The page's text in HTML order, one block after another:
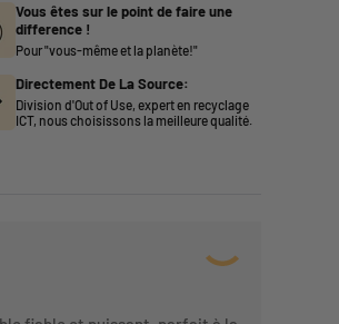
Vous êtes sur le point de faire une
difference !
Pour "vous-même et la planète!"
Directement De La Source:
Division d'Out of Use, expert en recyclage
ICT, nous choisissons la meilleure qualité.